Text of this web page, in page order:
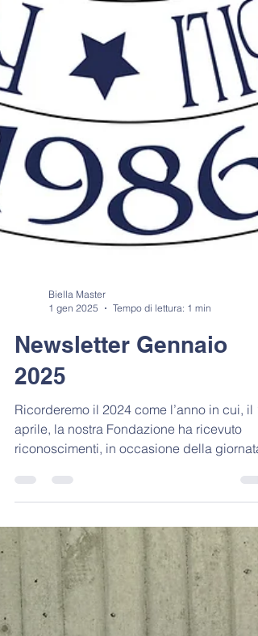
Biella Master
1 gen 2025
Newsletter Gennaio
2025
Ricorderemo il 2024 come l’anno in cui, il
aprile, la nostra Fondazione ha ricevuto